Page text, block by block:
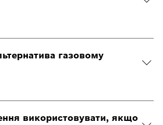
газовому
використовувати, якщо